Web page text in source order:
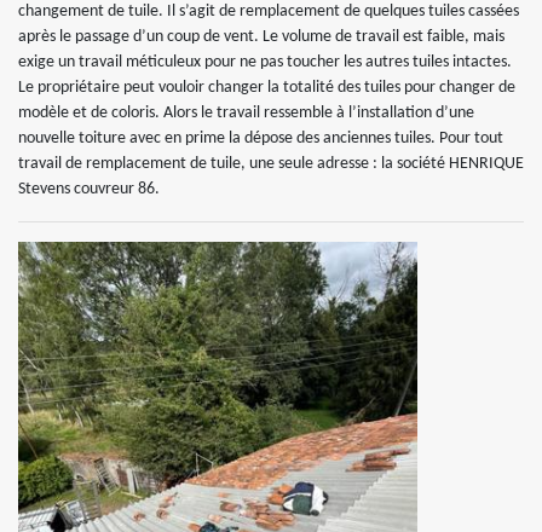
changement de tuile. Il s’agit de remplacement de quelques tuiles cassées
après le passage d’un coup de vent. Le volume de travail est faible, mais
exige un travail méticuleux pour ne pas toucher les autres tuiles intactes.
Le propriétaire peut vouloir changer la totalité des tuiles pour changer de
modèle et de coloris. Alors le travail ressemble à l’installation d’une
nouvelle toiture avec en prime la dépose des anciennes tuiles. Pour tout
travail de remplacement de tuile, une seule adresse : la société HENRIQUE
Stevens couvreur 86.